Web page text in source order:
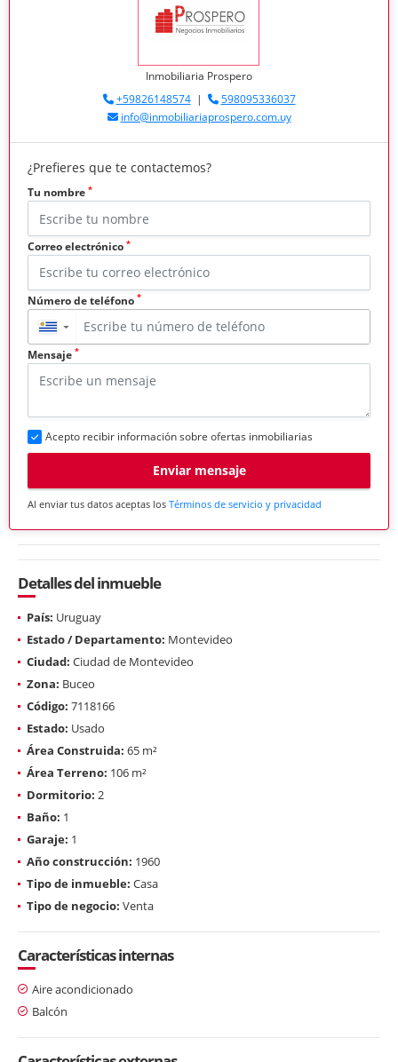
Inmobiliaria Prospero
+59826148574|
598095336037
info@inmobiliariaprospero.com.uy
¿Prefieres que te contactemos?
Tu nombre *
Correo electrónico *
Número de teléfono *
▼
Mensaje *
Acepto recibir información sobre ofertas inmobiliarias
Enviar mensaje
Al enviar tus datos aceptas los Términos de servicio y privacidad
Detalles del inmueble
País: Uruguay
Estado / Departamento: Montevideo
Ciudad: Ciudad de Montevideo
Zona: Buceo
Código: 7118166
Estado: Usado
Área Construida: 65 m²
Área Terreno: 106 m²
Dormitorio: 2
Baño: 1
Garaje: 1
Año construcción: 1960
Tipo de inmueble: Casa
Tipo de negocio: Venta
Características internas
Aire acondicionado
Balcón